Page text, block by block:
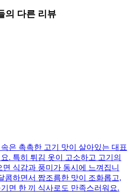
의 다른 리뷰
은 촉촉한 고기 맛이 살아있는 대표
. 특히 튀김 옷이 고소하고 고기의
식감과 풍미가 동시에 느껴집니
콤하면서 짭조름한 맛이 조화롭고,
면 한 끼 식사로도 만족스러워요.